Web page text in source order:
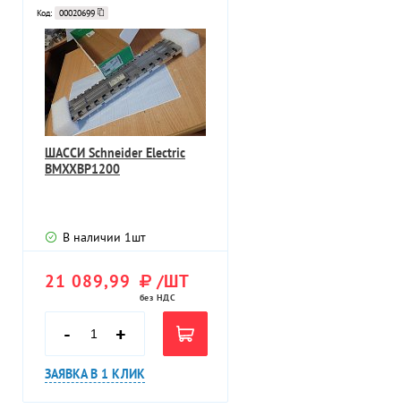
Код: 00020699
ШАССИ Schneider Electric
BMXXBP1200
В наличии 1шт
21 089,99 /ШТ
без НДС
- +
ЗАЯВКА В 1 КЛИК